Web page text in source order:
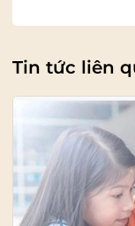
Tin tức liên